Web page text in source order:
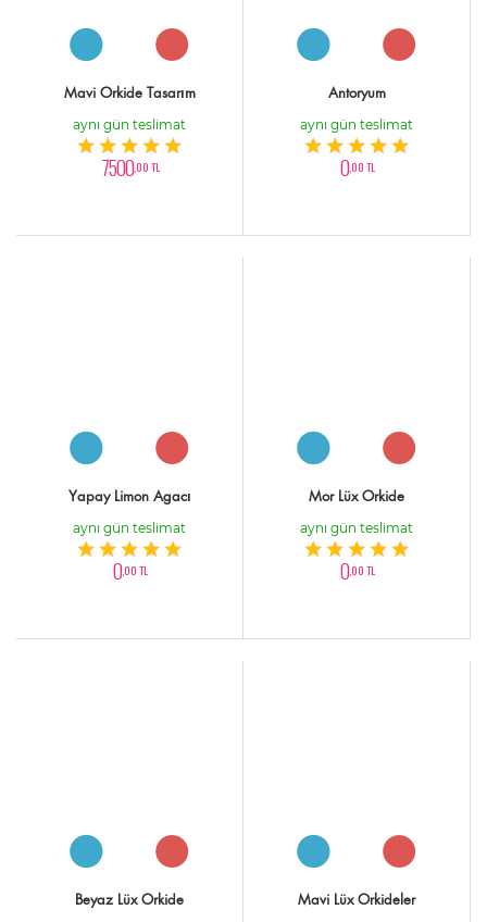
Mavi Orkide Tasarım
aynı gün teslimat
7500,00 TL
Antoryum
aynı gün teslimat
0,00 TL
Yapay Limon Agacı
aynı gün teslimat
0,00 TL
Mor Lüx Orkide
aynı gün teslimat
0,00 TL
Beyaz Lüx Orkide Mavi Lüx Orkideler